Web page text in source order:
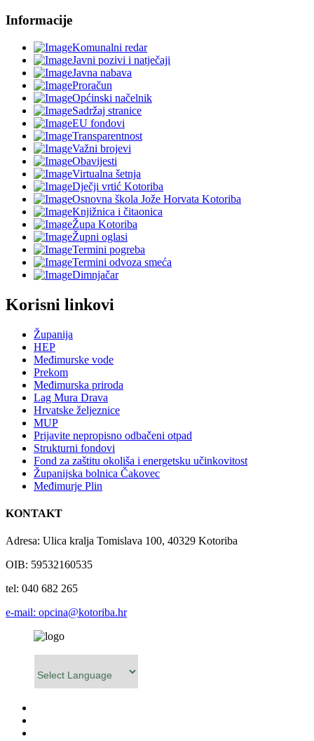
Informacije
Komunalni redar
Javni pozivi i natječaji
Javna nabava
Proračun
Općinski načelnik
Sadržaj stranice
EU fondovi
Transparentnost
Važni brojevi
Obavijesti
Virtualna šetnja
Dječji vrtić Kotoriba
Osnovna škola Jože Horvata Kotoriba
Knjižnica i čitaonica
Župa Kotoriba
Župni oglasi
Termini pogreba
Termini odvoza smeća
Dimnjačar
Korisni linkovi
Županija
HEP
Međimurske vode
Prekom
Međimurska priroda
Lag Mura Drava
Hrvatske željeznice
MUP
Prijavite nepropisno odbačeni otpad
Strukturni fondovi
Fond za zaštitu okoliša i energetsku učinkovitost
Županijska bolnica Čakovec
Međimurje Plin
KONTAKT
Adresa: Ulica kralja Tomislava 100, 40329 Kotoriba
OIB: 59532160535
tel: 040 682 265
e-mail: opcina@kotoriba.hr